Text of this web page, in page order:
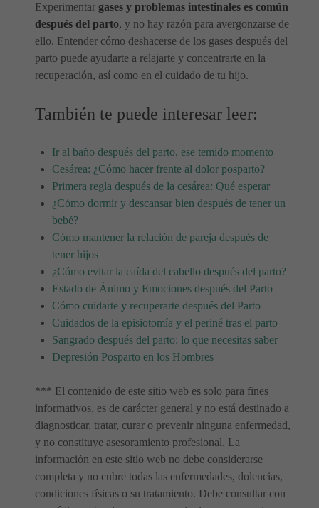
Experimentar gases y problemas intestinales es común
después del parto, y no hay razón para avergonzarse de
ello. Entender cómo deshacerse de los gases después del
parto puede ayudarte a relajarte y concentrarte en la
recuperación, así como en el cuidado de tu hijo.
También te puede interesar leer:
Ir al baño después del parto, ese temido momento
Cesárea: ¿Cómo hacer frente al dolor posparto?
Primera regla después de la cesárea: Qué esperar
¿Cómo dormir y descansar bien después de tener un
bebé?
Cómo mantener la relación de pareja después de
tener hijos
¿Cómo evitar la caída del cabello después del parto?
Estado de Ánimo y Emociones después del Parto
Cómo cuidarte y recuperarte después del Parto
Cuidados de la episiotomía y el periné tras el parto
Sangrado después del parto: lo que necesitas saber
Depresión Posparto en los Hombres
*** El contenido de este sitio web es solo para fines
informativos, es de carácter general y no está destinado a
diagnosticar, tratar, curar o prevenir ninguna enfermedad,
y no constituye asesoramiento profesional. La
información en este sitio web no debe considerarse
completa y no cubre todas las enfermedades, dolencias,
condiciones físicas o su tratamiento. Debe consultar con